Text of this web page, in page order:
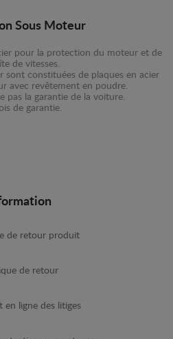
Sous Moteur
pour la protection du moteur et de
de vitesses.
sont constituées de plaques en acier
avec revêtement en poudre.
pas la garantie de la voiture.
de garantie.
de retour produit
de retour
en ligne des litiges